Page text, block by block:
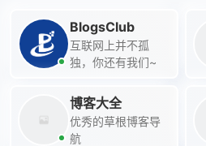
BlogsClub
互联网上并不孤
独，你还有我们~
博客大全
优秀的草根博客导
航